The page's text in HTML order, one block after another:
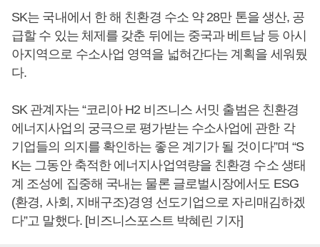
SK는 국내에서 한 해 친환경 수소 약 28만 톤을 생산, 공
급할 수 있는 체제를 갖춘 뒤에는 중국과 베트남 등 아시
아지역으로 수소사업 영역을 넓혀간다는 계획을 세워뒀
다.
SK 관계자는 “코리아 H2 비즈니스 서밋 출범은 친환경
에너지사업의 궁극으로 평가받는 수소사업에 관한 각
기업들의 의지를 확인하는 좋은 계기가 될 것이다”며 “S
K는 그동안 축적한 에너지사업역량을 친환경 수소 생태
계 조성에 집중해 국내는 물론 글로벌시장에서도 ESG
(환경, 사회, 지배구조)경영 선도기업으로 자리매김하겠
다”고 말했다. [비즈니스포스트 박혜린 기자]